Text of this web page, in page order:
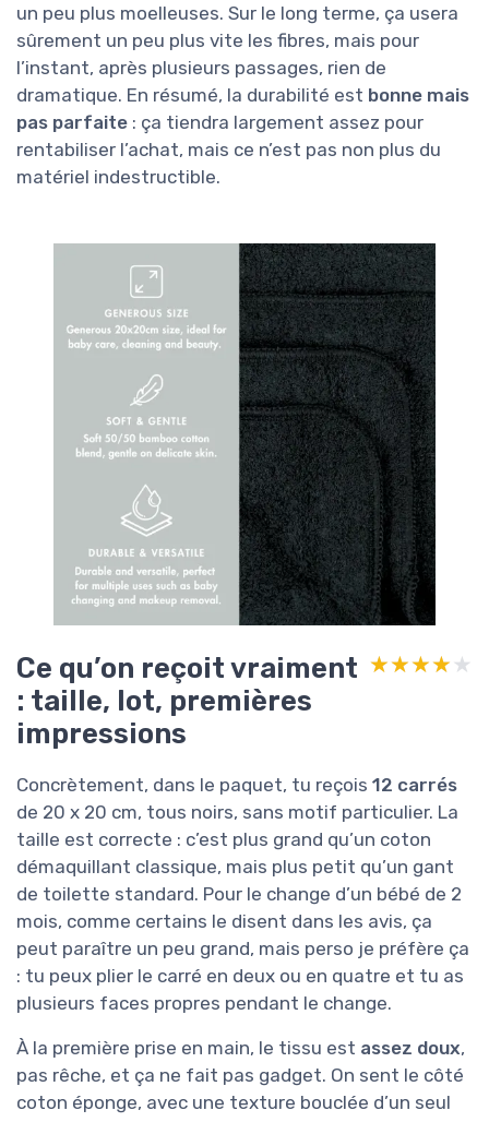
un peu plus moelleuses. Sur le long terme, ça usera
sûrement un peu plus vite les fibres, mais pour
l’instant, après plusieurs passages, rien de
dramatique. En résumé, la durabilité est bonne mais
pas parfaite : ça tiendra largement assez pour
rentabiliser l’achat, mais ce n’est pas non plus du
matériel indestructible.
Ce qu’on reçoit vraiment
: taille, lot, premières
impressions
★★★★★
★★★★★
Concrètement, dans le paquet, tu reçois 12 carrés
de 20 x 20 cm, tous noirs, sans motif particulier. La
taille est correcte : c’est plus grand qu’un coton
démaquillant classique, mais plus petit qu’un gant
de toilette standard. Pour le change d’un bébé de 2
mois, comme certains le disent dans les avis, ça
peut paraître un peu grand, mais perso je préfère ça
: tu peux plier le carré en deux ou en quatre et tu as
plusieurs faces propres pendant le change.
À la première prise en main, le tissu est assez doux,
pas rêche, et ça ne fait pas gadget. On sent le côté
coton éponge, avec une texture bouclée d’un seul